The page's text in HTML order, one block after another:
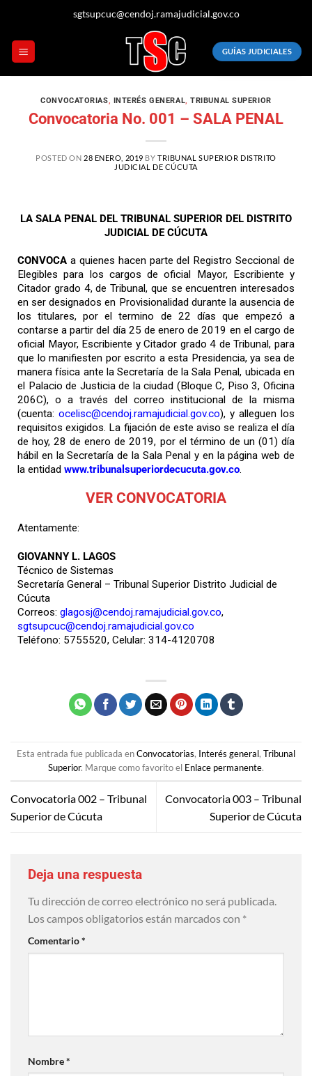
sgtsupcuc@cendoj.ramajudicial.gov.co
GUÍAS JUDICIALES
CONVOCATORIAS, INTERÉS GENERAL,TRIBUNAL SUPERIOR
Convocatoria No. 001 – SALA PENAL
POSTED ON 28 ENERO, 2019 BYTRIBUNAL SUPERIOR DISTRITO
JUDICIAL DE CÚCUTA
LA SALA PENAL DEL TRIBUNAL SUPERIOR DEL DISTRITO
JUDICIAL DE CÚCUTA
CONVOCA a quienes hacen parte del Registro Seccional de
Elegibles para los cargos de oficial Mayor, Escribiente y
Citador grado 4, de Tribunal, que se encuentren interesados
en ser designados en Provisionalidad durante la ausencia de
los titulares, por el termino de 22 días que empezó a
contarse a partir del día 25 de enero de 2019 en el cargo de
oficial Mayor, Escribiente y Citador grado 4 de Tribunal, para
que lo manifiesten por escrito a esta Presidencia, ya sea de
manera física ante la Secretaría de la Sala Penal, ubicada en
el Palacio de Justicia de la ciudad (Bloque C, Piso 3, Oficina
206C), o a través del correo institucional de la misma
(cuenta: ocelisc@cendoj.ramajudicial.gov.co), y alleguen los
requisitos exigidos. La fijación de este aviso se realiza el día
de hoy, 28 de enero de 2019, por el término de un (01) día
hábil en la Secretaría de la Sala Penal y en la página web de
la entidad www.tribunalsuperiordecucuta.gov.co.
VER CONVOCATORIA
Atentamente:
GIOVANNY L. LAGOS
Técnico de Sistemas
Secretaría General – Tribunal Superior Distrito Judicial de
Cúcuta
Correos: glagosj@cendoj.ramajudicial.gov.co,
sgtsupcuc@cendoj.ramajudicial.gov.co
Teléfono: 5755520, Celular: 314-4120708
Esta entrada fue publicada enConvocatorias, Interés general, Tribunal
Superior. Marque como favorito el Enlace permanente.
Convocatoria 002 – Tribunal
Superior de Cúcuta
Convocatoria 003 – Tribunal
Superior de Cúcuta
Deja una respuesta
Tu dirección de correo electrónico no será publicada.
Los campos obligatorios están marcados con *
Comentario*
Nombre*